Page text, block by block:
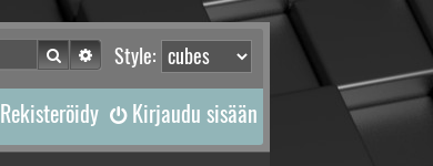
Style:
Etsi Tarkennettu haku
Kirjaudu sisään
Rekisteröidy